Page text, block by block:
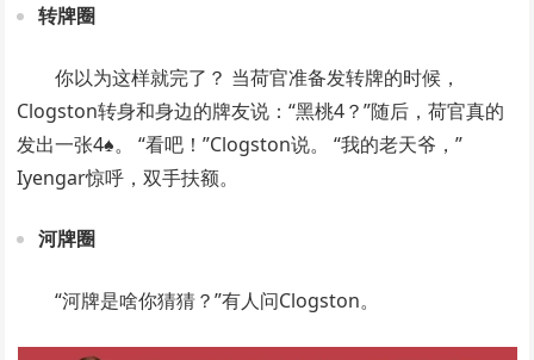
转牌圈
你以为这样就完了？ 当荷官准备发转牌的时候，
Clogston转身和身边的牌友说：“黑桃4？”随后，荷官真的
发出一张4♠。 “看吧！”Clogston说。 “我的老天爷，”
Iyengar惊呼，双手扶额。
河牌圈
“河牌是啥你猜猜？”有人问Clogston。